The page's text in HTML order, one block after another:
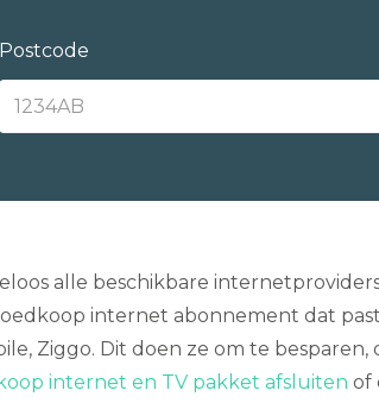
Postcode
alle beschikbare
internet abonnement dat
Ziggo. Dit doen ze om te
internet en TV pakket afsluiten of